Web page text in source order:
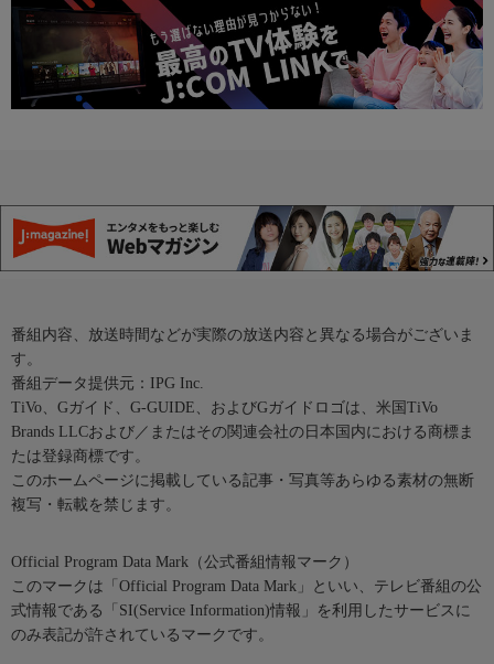
番組内容、放送時間などが実際の放送内容と異なる場合がございま
す。
番組データ提供元：IPG Inc.
TiVo、Gガイド、G-GUIDE、およびGガイドロゴは、米国TiVo
Brands LLCおよび／またはその関連会社の日本国内における商標ま
たは登録商標です。
このホームページに掲載している記事・写真等あらゆる素材の無断
複写・転載を禁じます。
Official Program Data Mark（公式番組情報マーク）
このマークは「Official Program Data Mark」といい、テレビ番組の公
式情報である「SI(Service Information)情報」を利用したサービスに
のみ表記が許されているマークです。